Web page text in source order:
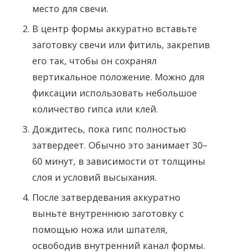
место для свечи.
В центр формы аккуратно вставьте
заготовку свечи или фитиль, закрепив
его так, чтобы он сохранял
вертикальное положение. Можно для
фиксации использовать небольшое
количество гипса или клей.
Дождитесь, пока гипс полностью
затвердеет. Обычно это занимает 30–
60 минут, в зависимости от толщины
слоя и условий высыхания.
После затвердевания аккуратно
выньте внутреннюю заготовку с
помощью ножа или шпателя,
освободив внутренний канал формы.